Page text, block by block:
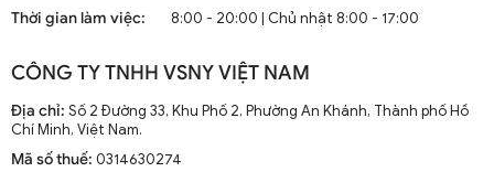
Thời gian làm việc:
8:00 - 20:00 | Chủ nhật 8:00 - 17:00
CÔNG TY TNHH VSNY VIỆT NAM
Địa chỉ: Số 2 Đường 33, Khu Phố 2, Phường An Khánh, Thành phố Hồ
Chí Minh, Việt Nam.
Mã số thuế: 0314630274